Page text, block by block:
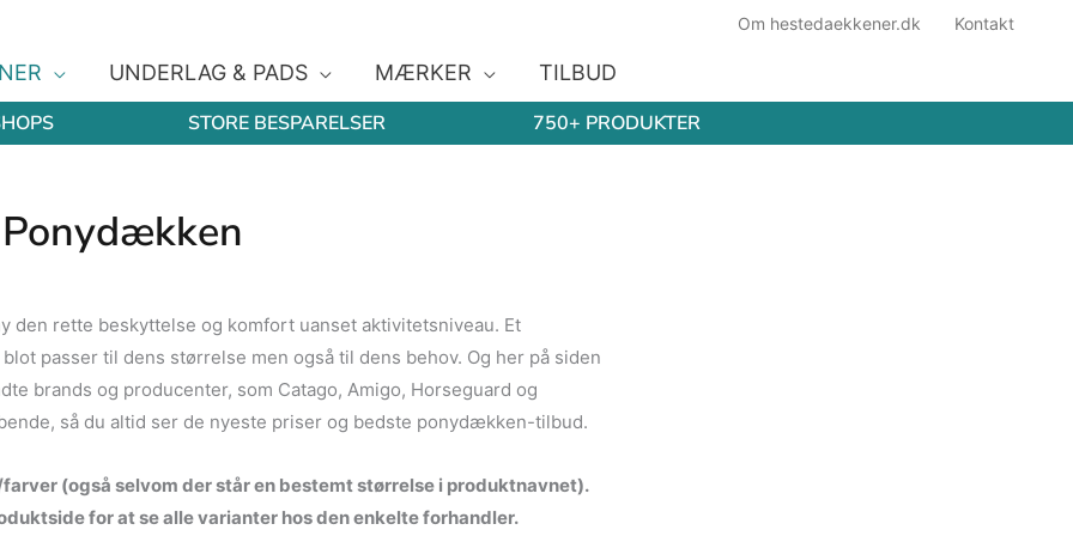
Om hestedaekkener.dk Kontakt
UNDERLAG & PADS MÆRKER TILBUD
STORE BESPARELSER 750+ PRODUKTER
Ponydækken
den rette beskyttelse og komfort uanset aktivitetsniveau. Et
passer til dens størrelse men også til dens behov. Og her på siden
brands og producenter, som Catago, Amigo, Horseguard og
så du altid ser de nyeste priser og bedste ponydækken-tilbud.
(også selvom der står en bestemt størrelse i produktnavnet).
for at se alle varianter hos den enkelte forhandler.